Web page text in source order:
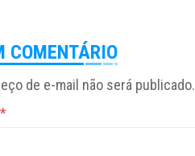
COMENTÁRIO
de e-mail não será publicado.
*